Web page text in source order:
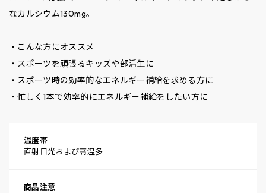
なカルシウム130mg。
・こんな方にオススメ
・スポーツを頑張るキッズや部活生に
・スポーツ時の効率的なエネルギー補給を求める方に
・忙しく1本で効率的にエネルギー補給をしたい方に
温度帯
直射日光および高温多
商品注意